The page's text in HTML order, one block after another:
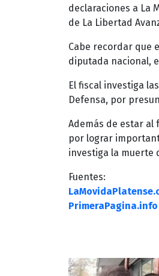
declaraciones a La
de La Libertad
Cabe recordar que
diputada nacional,
El fiscal investiga
Defensa, por
Además de estar al
por lograr
investiga la muerte
Fuentes:
PrimeraPagina.info